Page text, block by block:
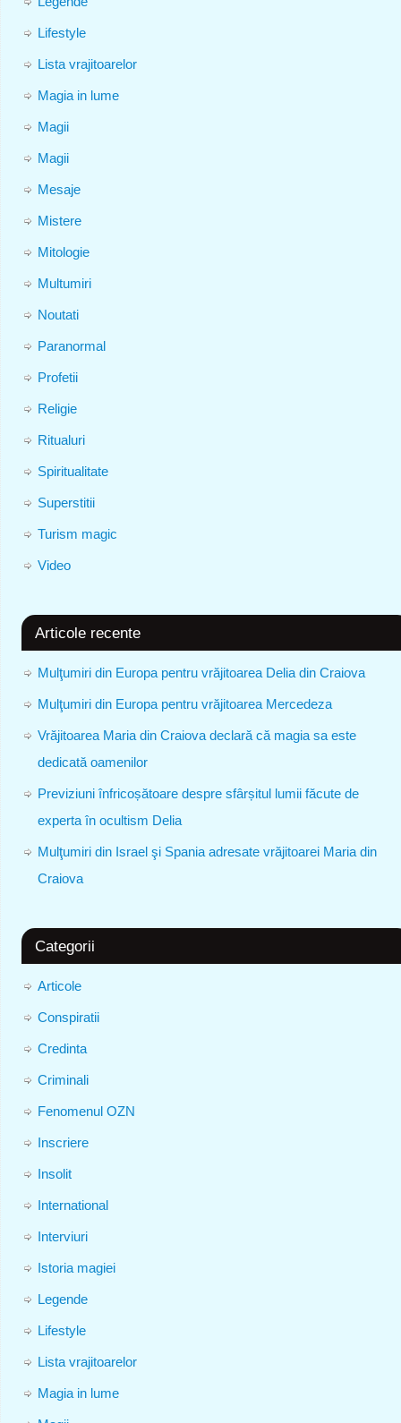
Lifestyle
Lista vrajitoarelor
Magia in lume
Magii
Magii
Mesaje
Mistere
Mitologie
Multumiri
Noutati
Paranormal
Profetii
Religie
Ritualuri
Spiritualitate
Superstitii
Turism magic
Video
Articole recente
Mulţumiri din Europa pentru vrăjitoarea Delia din Craiova
Mulţumiri din Europa pentru vrăjitoarea Mercedeza
Vrăjitoarea Maria din Craiova declară că magia sa este
dedicată oamenilor
Previziuni înfricoșătoare despre sfârșitul lumii făcute de
experta în ocultism Delia
Mulţumiri din Israel şi Spania adresate vrăjitoarei Maria din
Craiova
Categorii
Articole
Conspiratii
Credinta
Criminali
Fenomenul OZN
Inscriere
Insolit
International
Interviuri
Istoria magiei
Legende
Lifestyle
Lista vrajitoarelor
Magia in lume